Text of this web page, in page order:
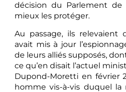
décision du Parlement
mieux les protéger.
Au passage, ils relevaient
avait mis à jour
de leurs alliés supposés,
ce qu’en disait l’actuel
Dupond-Moretti en février
homme vis-à-vis duquel